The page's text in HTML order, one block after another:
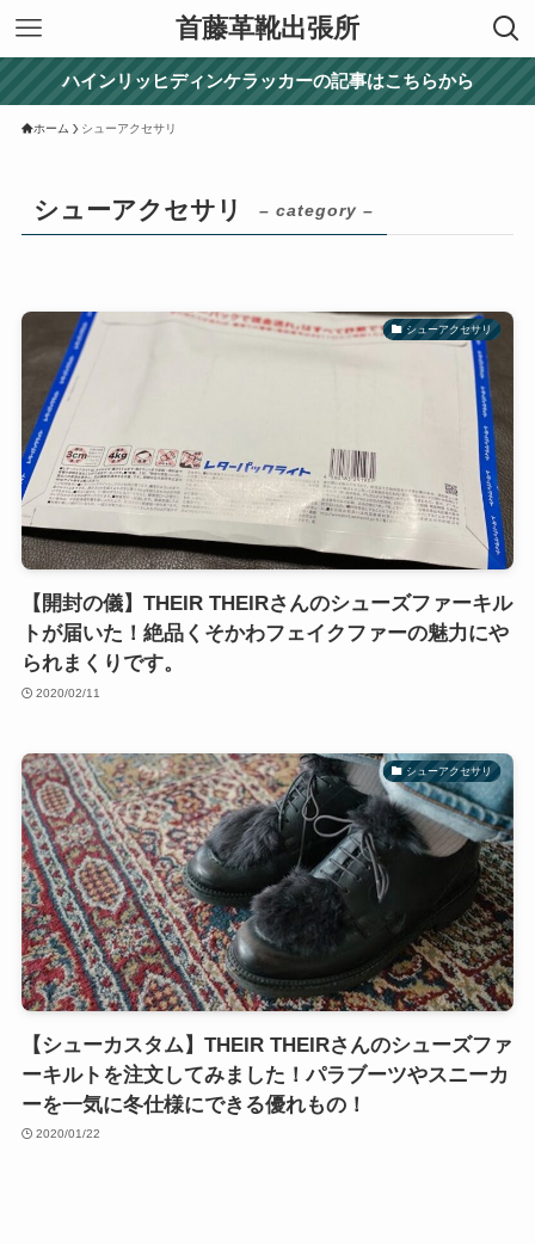
首藤革靴出張所
ハインリッヒディンケラッカーの記事はこちらから
ホーム シューアクセサリ
シューアクセサリ – category –
シューアクセサリ
【開封の儀】THEIR THEIRさんのシューズファーキル
トが届いた！絶品くそかわフェイクファーの魅力にや
られまくりです。
2020/02/11
シューアクセサリ
【シューカスタム】THEIR THEIRさんのシューズファ
ーキルトを注文してみました！パラブーツやスニーカ
ーを一気に冬仕様にできる優れもの！
2020/01/22